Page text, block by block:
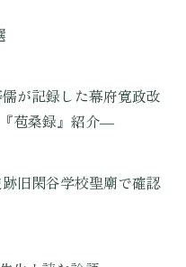
録した幕府寛政改
苞桑録』紹介―
谷学校聖廟で確認